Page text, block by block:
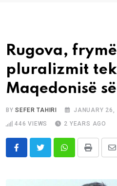
Rugova,
pluralizmit
Maqedonisë
BYSEFER TAHIRI JANUARY 26,
446 VIEWS 2 YEARS AGO
WhatsappPrint